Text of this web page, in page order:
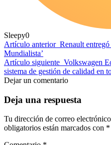
Sleepy0
Artículo anterior Renault
Mundialista’
Artículo siguiente Volkswagen
sistema de gestión de calidad en
Dejar un comentario
Deja una respuesta
Tu dirección de correo
obligatorios están marcados con *